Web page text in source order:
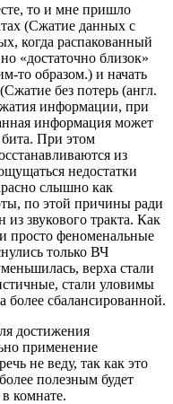
то и мне пришло
(Сжатие данных с
когда распакованный
«достаточно близок»
то образом.) и начать
без потерь (англ.
информации, при
информация может
бита. При этом
из
недостатки
слышно как
по этой причины ради
звукового тракта. Как
просто феноменальные
только ВЧ
верха стали
стали уловимы
более сбалансированной.
достижения
применение
не веду, так как это
полезным будет
комнате.